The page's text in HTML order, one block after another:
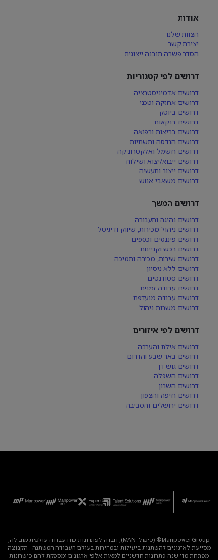
אודות
הצוות שלנו
יצירת קשר
הסדר פשרה תובנה ייצוגית
דרושים לפי קטגוריות
דרושים אדמיניסטרציה
דרושים אחזקה וטכני
דרושים ביוטק
דרושים בנקאות
דרושים בריאות ורפואה
דרושים הנדסה ותשתיות
דרושים חשמל ואלקטרוניקה
דרושים ייבוא/יצוא ושילוח
דרושים ייצור ותעשיה
דרושים משאבי אנוש
דרושים המשך
דרושים נהיגה ותעבורה
דרושים ניהול מכירות, שיווק ודיגיטל
דרושים פיננסים וכספים
דרושים רכש וקניינות
דרושים שירות, מכירה ותמיכה
דרושים ללא ניסיון
דרושים סטודנטים
דרושים עבודה זמנית
דרושים עבודה מועדפת
דרושים משרות ניהול
דרושים לפי איזורים
דרושים אילת והערבה
דרושים באר שבע והדרום
דרושים גוש דן
דרושים השפלה
דרושים השרון
דרושים חיפה והצפון
דרושים ירושלים והסביבה
ManpowerGroup® (סימול: MAN), חברה לפתרונות כוח עבודה עולמית מובילה,
מסייעת לארגונים להשתנות ביעילות ובמהירות בעולם העבודה המשתנה . הקבוצה
מפתחת מדי שנה פתרונות חדשניים למאות אלפי ארגונים ומספקת להם כישרונות